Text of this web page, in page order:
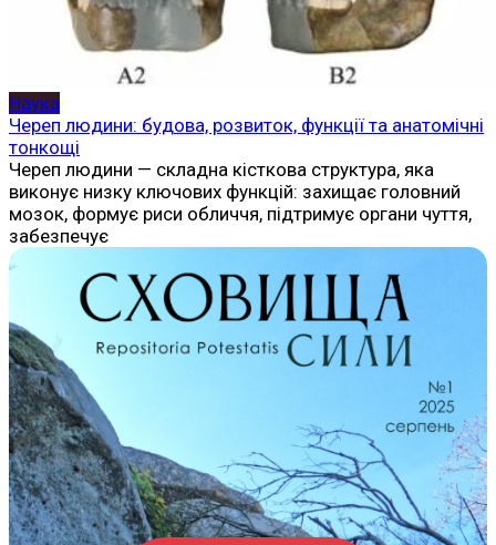
Наука
Череп людини: будова, розвиток, функції та анатомічні
тонкощі
Череп людини — складна кісткова структура, яка
виконує низку ключових функцій: захищає головний
мозок, формує риси обличчя, підтримує органи чуття,
забезпечує